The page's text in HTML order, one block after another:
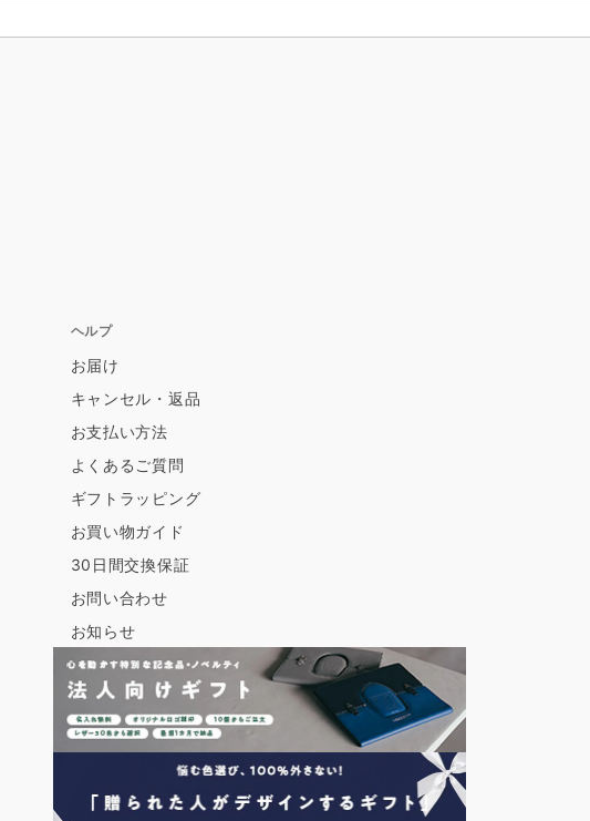
ヘルプ
お届け
キャンセル・返品
お支払い方法
よくあるご質問
ギフトラッピング
お買い物ガイド
30日間交換保証
お問い合わせ
お知らせ